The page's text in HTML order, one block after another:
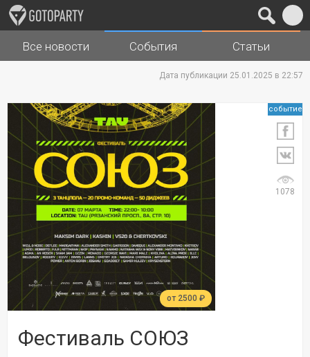
Города Музыка
Все новости События Статьи
Дата публикации 25.01.2025 в 22:57
от 2500 ₽
событие
1078
Фестиваль СОЮЗ